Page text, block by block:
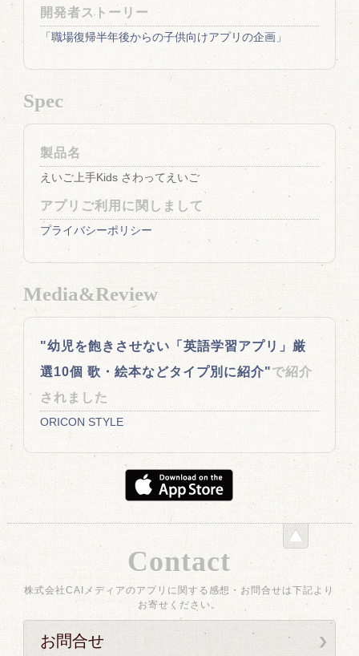
開発者ストーリー
「職場復帰半年後からの子供向けアプリの企画」
Spec
製品名
えいご上手Kids さわってえいご
アプリご利用に関しまして
プライバシーポリシー
Media&Review
"幼児を飽きさせない「英語学習アプリ」厳
選10個 歌・絵本などタイプ別に紹介"で紹介
されました
ORICON STYLE
Contact
株式会社CAIメディアのアプリに関する感想・お問合せは下記より
お寄せください。
お問合せ